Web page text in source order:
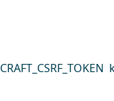
CRAFT_CSRF_TOKEN